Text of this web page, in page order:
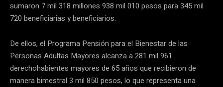
sumaron 7 mil 318 millones 938 mil 010 pesos para 345 mil
720 beneficiarias y beneficiarios.
De ellos, el Programa Pensión para el Bienestar de las
Personas Adultas Mayores alcanza a 281 mil 961
derechohabientes mayores de 65 años que recibieron de
manera bimestral 3 mil 850 pesos, lo que representa una